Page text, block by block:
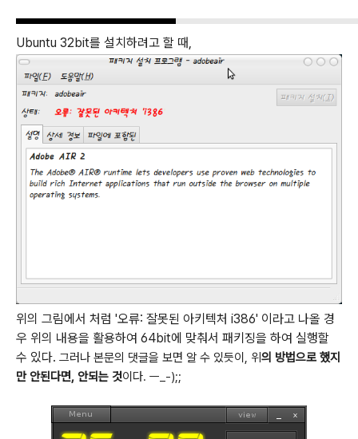
Ubuntu 32bit를 설치하려고 할 때,
위의 그림에서 처럼 '오류: 잘못된 아키텍처 i386' 이라고 나올 경
우 위의 내용을 활용하여 64bit에 맞춰서 패키징을 하여 실행할
수 있다. 그러나 본문의 댓글을 보면 알 수 있듯이, 위의 방법으로 했지
만 안된다면, 안되는 것이다. ㅡ_-);;